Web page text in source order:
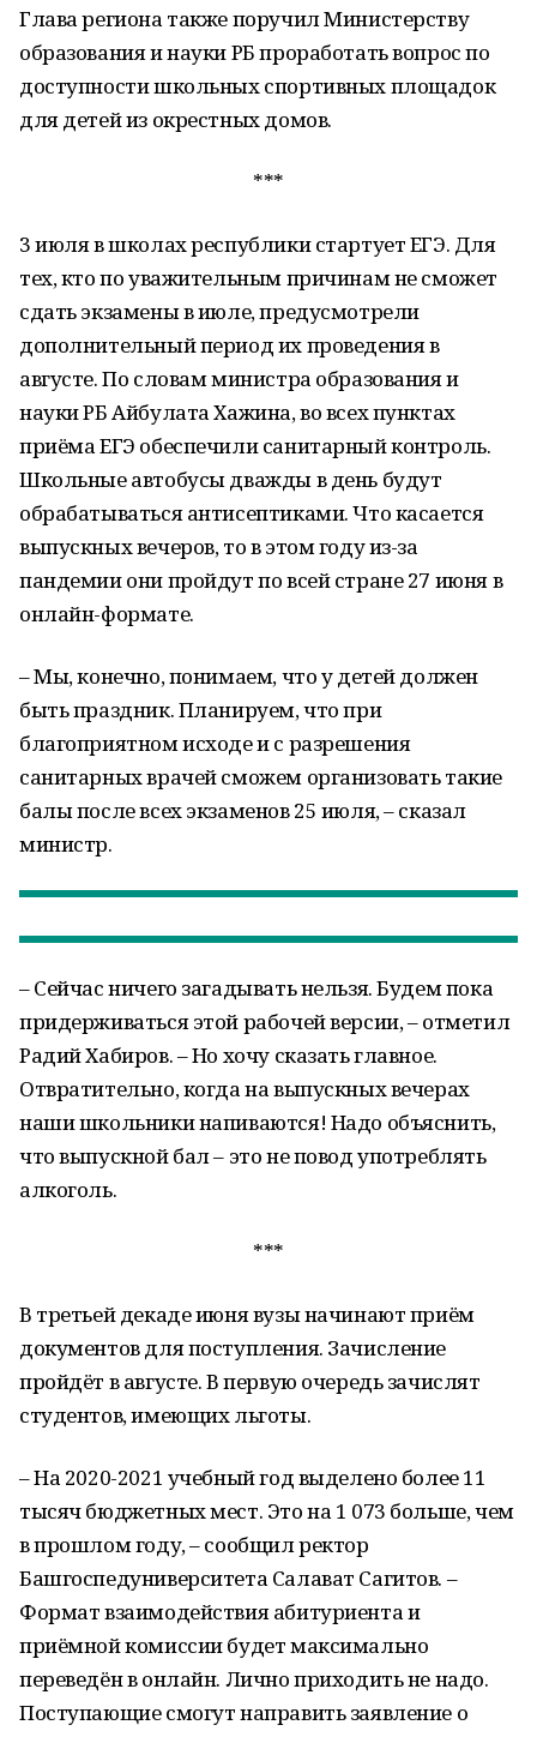
Глава региона также поручил Министерству
образования и науки РБ проработать вопрос по
доступности школьных спортивных площадок
для детей из окрестных домов.
***
3 июля в школах республики стартует ЕГЭ. Для
тех, кто по уважительным причинам не сможет
сдать экзамены в июле, предусмотрели
дополнительный период их проведения в
августе. По словам министра образования и
науки РБ Айбулата Хажина, во всех пунктах
приёма ЕГЭ обеспечили санитарный контроль.
Школьные автобусы дважды в день будут
обрабатываться антисептиками. Что касается
выпускных вечеров, то в этом году из-за
пандемии они пройдут по всей стране 27 июня в
онлайн-формате.
– Мы, конечно, понимаем, что у детей должен
быть праздник. Планируем, что при
благоприятном исходе и с разрешения
санитарных врачей сможем организовать такие
балы после всех экзаменов 25 июля, – сказал
министр.
– Сейчас ничего загадывать нельзя. Будем пока
придерживаться этой рабочей версии, – отметил
Радий Хабиров. – Но хочу сказать главное.
Отвратительно, когда на выпускных вечерах
наши школьники напиваются! Надо объяснить,
что выпускной бал – это не повод употреблять
алкоголь.
***
В третьей декаде июня вузы начинают приём
документов для поступления. Зачисление
пройдёт в августе. В первую очередь зачислят
студентов, имеющих льготы.
– На 2020-2021 учебный год выделено более 11
тысяч бюджетных мест. Это на 1 073 больше, чем
в прошлом году, – сообщил ректор
Башгоспедуниверситета Салават Сагитов. –
Формат взаимодействия абитуриента и
приёмной комиссии будет максимально
переведён в онлайн. Лично приходить не надо.
Поступающие смогут направить заявление о